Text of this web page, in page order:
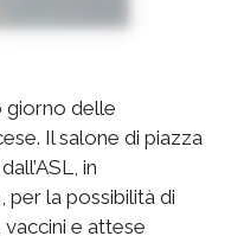
giorno delle
Il salone di piazza
in
per la possibilità di
e attese